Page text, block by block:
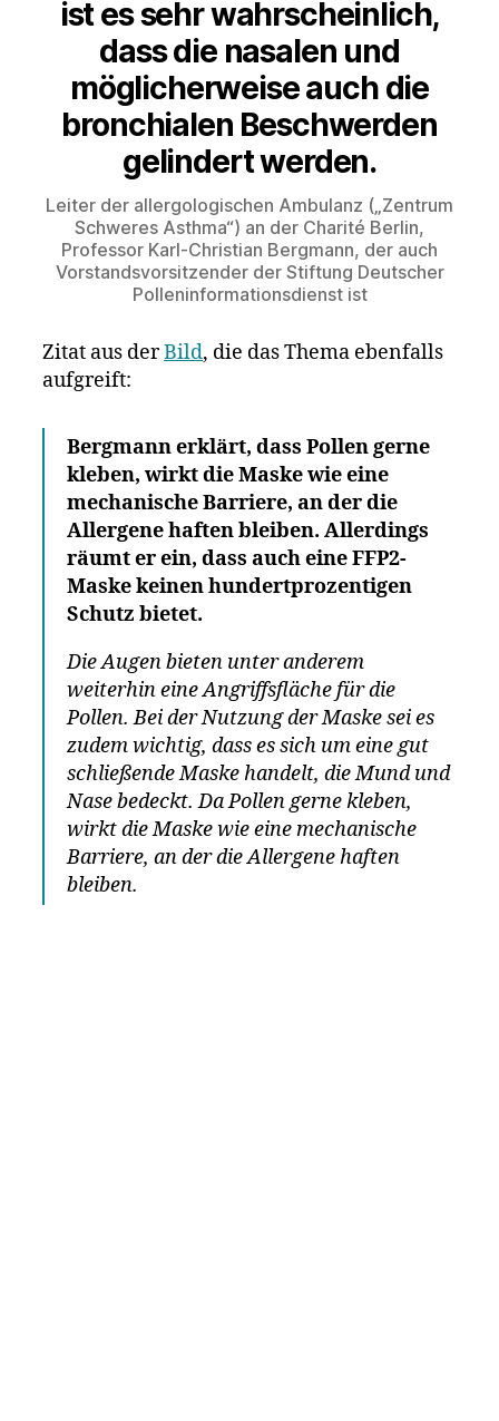
ist es sehr wahrscheinlich,
dass die nasalen und
möglicherweise auch die
bronchialen Beschwerden
gelindert werden.
Leiter der allergologischen Ambulanz („Zentrum
Schweres Asthma“) an der Charité Berlin,
Professor Karl-Christian Bergmann, der auch
Vorstandsvorsitzender der Stiftung Deutscher
Polleninformationsdienst ist
Zitat aus derBild, die das Thema ebenfalls
aufgreift:
Bergmann erklärt, dass Pollen gerne
kleben, wirkt die Maske wie eine
mechanische Barriere, an der die
Allergene haften bleiben. Allerdings
räumt er ein, dass auch eine FFP2-
Maske keinen hundertprozentigen
Schutz bietet.
Die Augen bieten unter anderem
weiterhin eine Angriffsfläche für die
Pollen. Bei der Nutzung der Maske sei es
zudem wichtig, dass es sich um eine gut
schließende Maske handelt, die Mund und
Nase bedeckt. Da Pollen gerne kleben,
wirkt die Maske wie eine mechanische
Barriere, an der die Allergene haften
bleiben.